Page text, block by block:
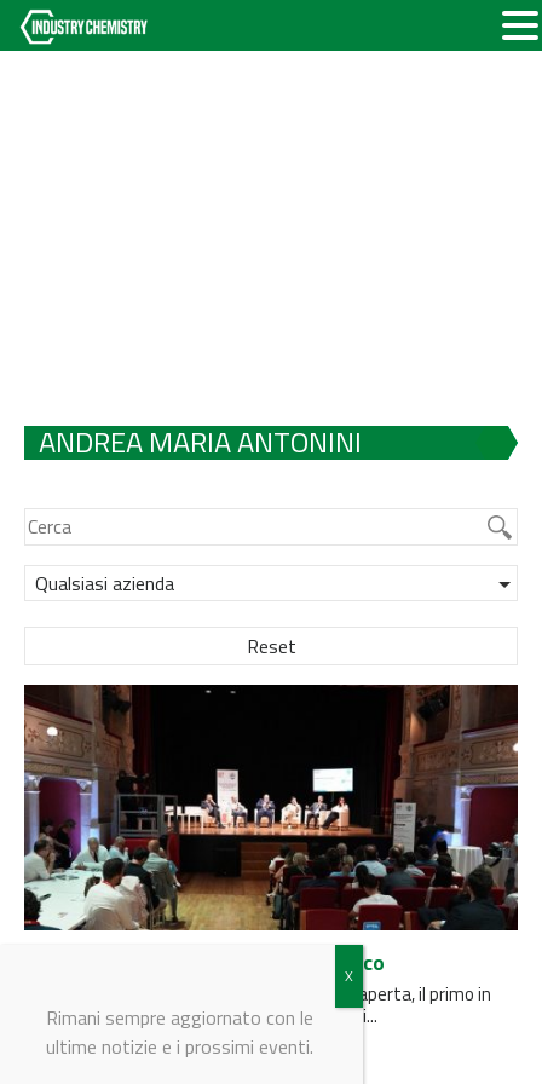
ANDREA MARIA ANTONINI
Qualsiasi azienda
Reset
Al via il Terna Innovation Zone Adriatico
Ad Ascoli Piceno il nuovo hub di innovazione aperta, il primo in
Italia, per promuovere le imprese e i progetti...
Rimani sempre aggiornato con le
ultime notizie e i prossimi eventi.